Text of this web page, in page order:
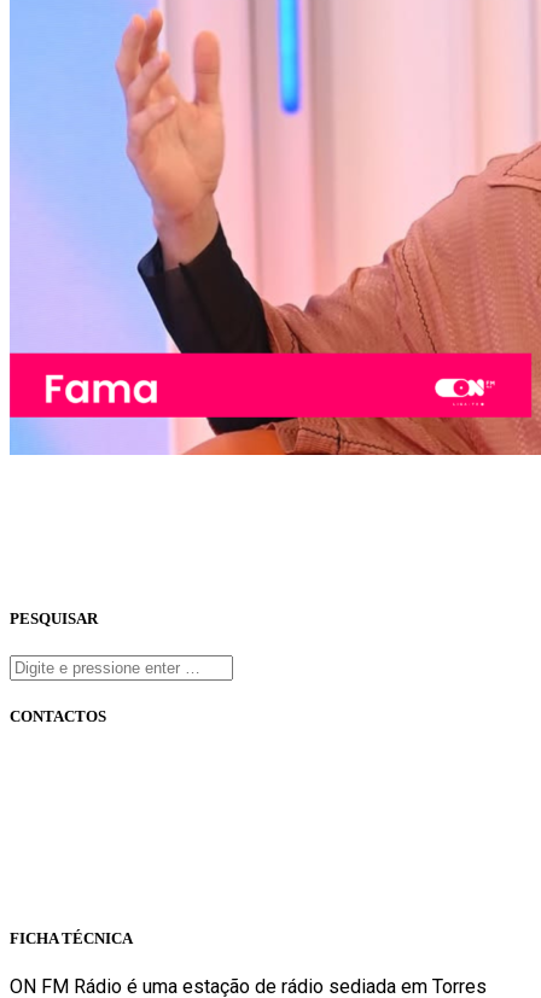
PESQUISAR
CONTACTOS
FICHA TÉCNICA
ON FM Rádio é uma estação de rádio sediada em Torres